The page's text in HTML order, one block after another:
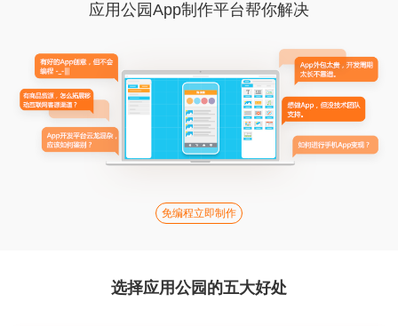
应用公园App制作平台帮你解决
免编程立即制作
选择应用公园的五大好处